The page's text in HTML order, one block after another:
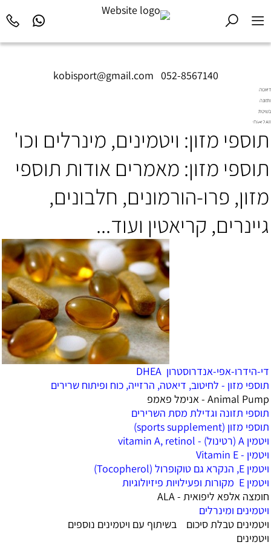
kobisport@gmail.com 052-8567140
דיאטה
ותזונה
בשיטת
Diet2All:
שמאחורי
המושלם.
תוספי מזון: ויטמינים, מינרלים וכו'
תוספי מזון: מאמרים אודות תוספי
מזון, פרו-הורמונים, חלבונים,
גיינרים, קריאטין ועוד...
די-הידרו-אפי-אנדרוסטרון DHEA
תוספי מזון - לחיטוב, דיאטה, הרזייה, כוח ופיתוח שרירים
Animal Pump - אנימל פאמפ
תוספי תזונה וגדילת מסת השרירים
תוספי מזון (sports supplement)
ויטמין A (רטינול) - vitamin A, retinol
ויטמין - Vitamin E
ויטמין E, הנקרא גם טוקופרול (Tocopherol)
‏ויטמין E מקורות ופעילויות פיזיולוגיות
חומצה אלפא ליפואית - ALA
ויטמינים ומינרלים
ויטמינים טבלת סיכום בשיתוף עם ויטמינים נוספים
ויטמינים